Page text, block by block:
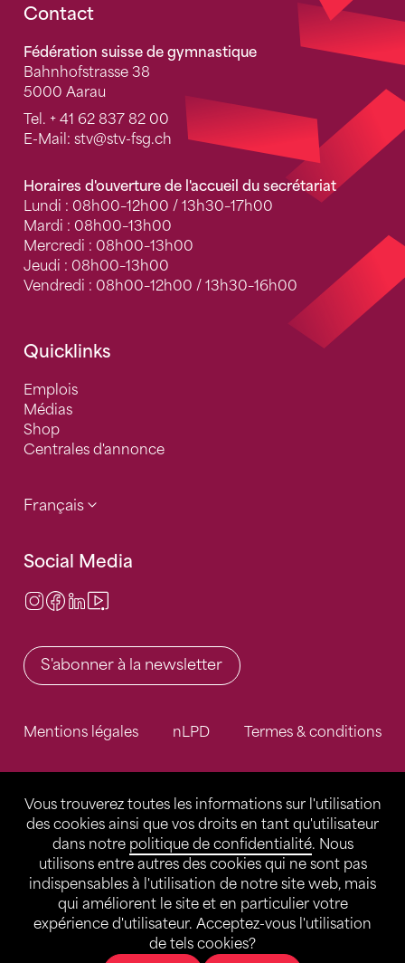
Vous trouverez toutes les informations sur l'utilisation
des cookies ainsi que vos droits en tant qu'utilisateur
dans notre politique de confidentialité. Nous
utilisons entre autres des cookies qui ne sont pas
indispensables à l'utilisation de notre site web, mais
qui améliorent le site et en particulier votre
expérience d'utilisateur. Acceptez-vous l'utilisation
de tels cookies?
Fusszeile
Contact
Fédération suisse de gymnastique
Bahnhofstrasse 38
5000 Aarau
Tel. + 41 62 837 82 00
E-Mail: stv@stv-fsg.ch
Horaires d'ouverture de l'accueil du secrétariat
Lundi : 08h00–12h00 / 13h30–17h00
Mardi : 08h00–13h00
Mercredi : 08h00–13h00
Jeudi : 08h00–13h00
Vendredi : 08h00–12h00 / 13h30–16h00
Quicklinks
Emplois
Médias
Shop
Centrales d'annonce
Français
Social Media
Instagram
Facebook
LinkedIn
S'abonner à la newsletter
Mentions légales nLPD Termes & conditions